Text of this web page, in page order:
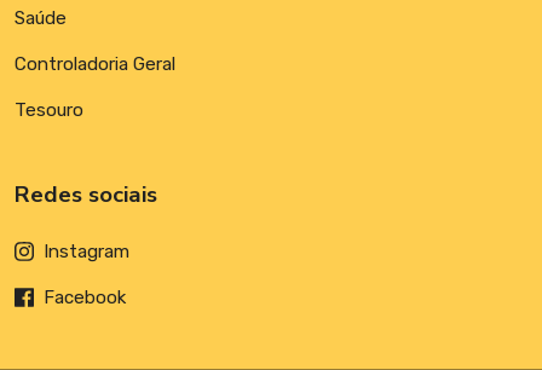
Saúde
Controladoria Geral
Tesouro
Redes sociais
Instagram
Facebook